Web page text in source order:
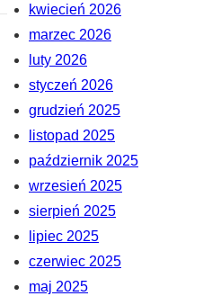
kwiecień 2026
marzec 2026
luty 2026
styczeń 2026
grudzień 2025
listopad 2025
październik 2025
wrzesień 2025
sierpień 2025
lipiec 2025
czerwiec 2025
maj 2025